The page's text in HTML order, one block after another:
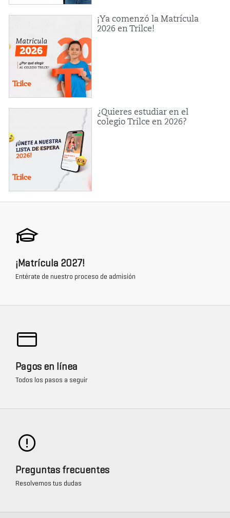
¡Ya comenzó la Matrícula
2026 en Trilce!
¿Quieres estudiar en el
colegio Trilce en 2026?
¡Matrícula 2027!
Entérate de nuestro proceso de admisión
Pagos en línea
Todos los pasos a seguir
Preguntas frecuentes
Resolvemos tus dudas